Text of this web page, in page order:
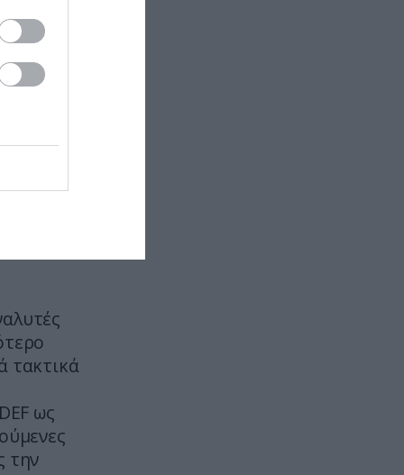
όπλα
τα:
τα
τακτικά
ως
την